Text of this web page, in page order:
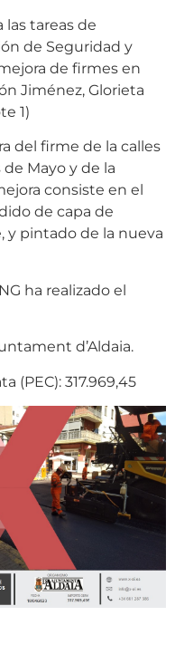
las tareas de
de Seguridad y
de firmes en
Jiménez, Glorieta
1)
del firme de la calles
Mayo y de la
consiste en el
de capa de
y pintado de la nueva
ha realizado el
d’Aldaia.
(PEC): 317.969,45